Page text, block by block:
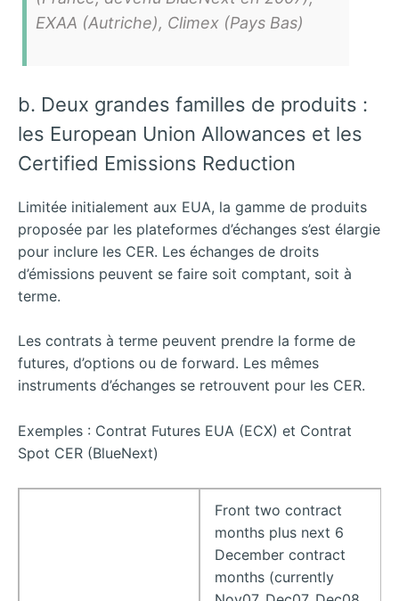
EXAA (Autriche), Climex (Pays Bas)
b. Deux grandes familles de produits :
les European Union Allowances et les
Certified Emissions Reduction
Limitée initialement aux EUA, la gamme de produits
proposée par les plateformes d’échanges s’est élargie
pour inclure les CER. Les échanges de droits
d’émissions peuvent se faire soit comptant, soit à
terme.
Les contrats à terme peuvent prendre la forme de
futures, d’options ou de forward. Les mêmes
instruments d’échanges se retrouvent pour les CER.
Exemples : Contrat Futures EUA (ECX) et Contrat
Spot CER (BlueNext)
Front two contract
months plus next 6
December contract
months (currently